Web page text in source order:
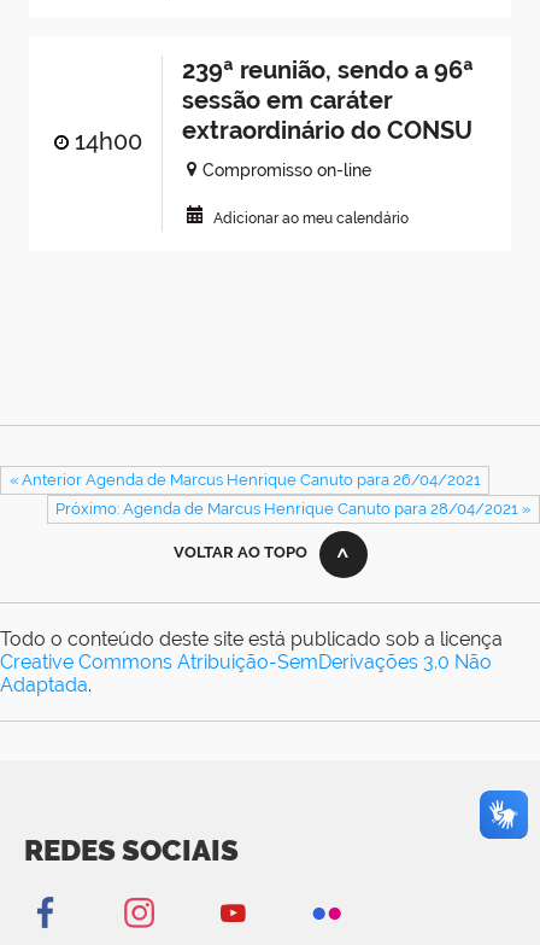
14h00
239ª reunião, sendo a 96ª
sessão em caráter
extraordinário do CONSU
Compromisso on-line
Adicionar ao meu calendário
« Anterior Agenda de Marcus Henrique Canuto para 26/04/2021
Próximo: Agenda de Marcus Henrique Canuto para 28/04/2021 »
VOLTAR AO TOPO
Todo o conteúdo deste site está publicado sob a licença
Creative Commons Atribuição-SemDerivações 3.0 Não
Adaptada.
REDES SOCIAIS